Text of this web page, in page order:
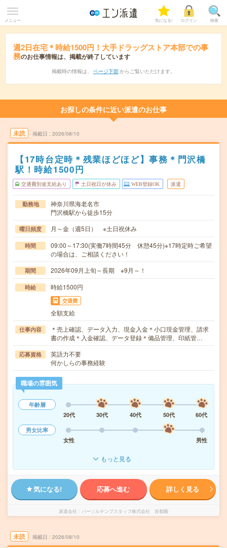
メニュー 気になる! ログイン 検索
週2日在宅＊時給1500円！大手ドラッグストア本部での事
務のお仕事情報は、掲載が終了しています
掲載時の情報は、 ページ下部 からご覧いただけます。
お探しの条件に近い派遣のお仕事
未読 掲載日 2026/08/10
【17時台定時＊残業ほどほど】事務＊門沢橋
駅！時給1500円
交通費別途支給あり 土日祝日が休み WEB登録OK 派遣
勤務地
神奈川県海老名市
門沢橋駅から徒歩15分
曜日頻度 月～金（週5日） ※土日祝休み
時間
09:00～17:30(実働7時間45分 休憩45分)※17時定時ご希望
の場合は、ご相談ください！
期間 2026年09月上旬～長期 ※9月～！
時給 時給1500円
交通費
全額支給
仕事内容
＊売上確認、データ入力、現金入金＊小口現金管理、請求
書の作成＊入金確認、データ登録＊備品管理、印紙管…
応募資格
英語力不要
何かしらの事務経験
職場の雰囲気
年齢層
20代
30代 40代 50代
60代
男女比率
女性
男性
もっと見る
気になる! 応募へ進む 詳しく見る
派遣会社 パーソルテンプスタッフ株式会社 首都圏
未読 掲載日 2026/08/10